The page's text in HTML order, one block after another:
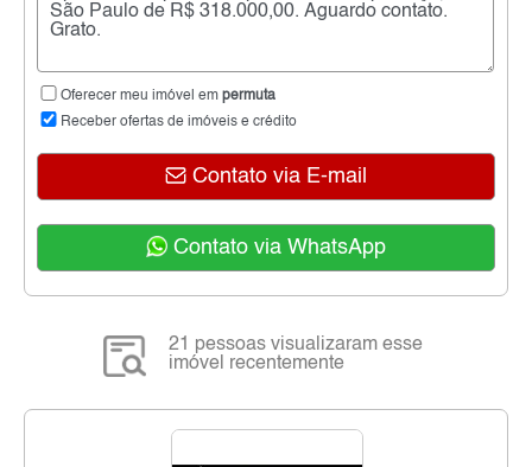
Oferecer meu imóvel em permuta
Receber ofertas de imóveis e crédito
Contato via E-mail
Contato via WhatsApp
21 pessoas visualizaram esse
imóvel recentemente